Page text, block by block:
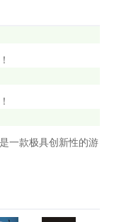
一款极具创新性的游